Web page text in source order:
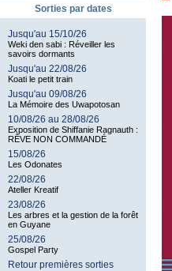
Sorties par dates
Jusqu'au 15/10/26
Weki den sabi : Réveiller les
savoirs dormants
Jusqu'au 22/08/26
Koati le petit train
Jusqu'au 09/08/26
La Mémoire des Uwapotosan
10/08/26 au 28/08/26
Exposition de Shiffanie Ragnauth :
RÊVE NON COMMANDÉ
15/08/26
Les Odonates
22/08/26
Ateller Kreatif
23/08/26
Les arbres et la gestion de la forêt
en Guyane
25/08/26
Gospel Party
Retour premières sorties